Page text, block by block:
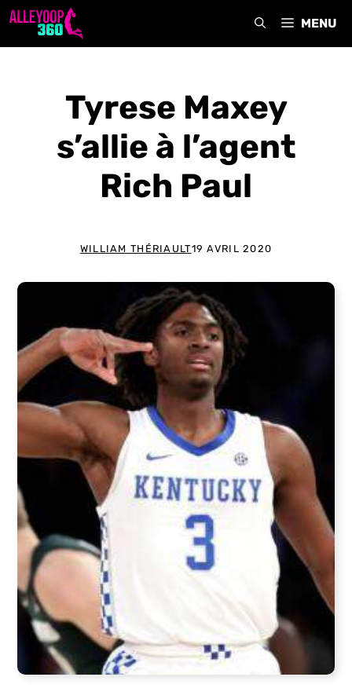
Aller
MENU
Tyrese Maxey
s’allie à l’agent
Rich Paul
WILLIAM THÉRIAULT19 AVRIL 2020